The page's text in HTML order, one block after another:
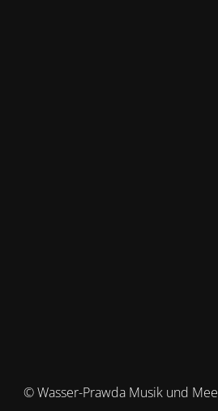
© Wasser-Prawda Musik und